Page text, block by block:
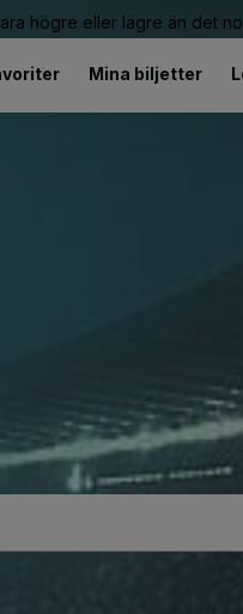
högre eller lägre än det
Mina biljetter